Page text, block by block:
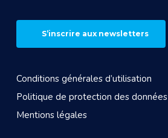
S’inscrire aux newsletters
Conditions générales d’utilisation
Politique de protection des données
Mentions légales